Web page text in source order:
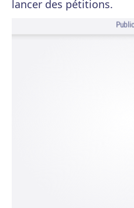
lancer des pétitions.